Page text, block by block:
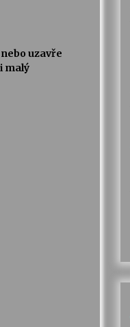
uzavře
malý